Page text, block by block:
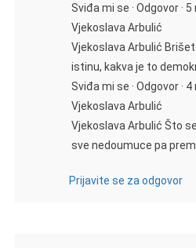
Sviđa mi se · Odgovor ·
Vjekoslava Arbulić
Vjekoslava Arbulić
istinu, kakva je to
Sviđa mi se · Odgovor ·
Vjekoslava Arbulić
Vjekoslava Arbulić Što
sve nedoumuce pa
Prijavite se za odgovor